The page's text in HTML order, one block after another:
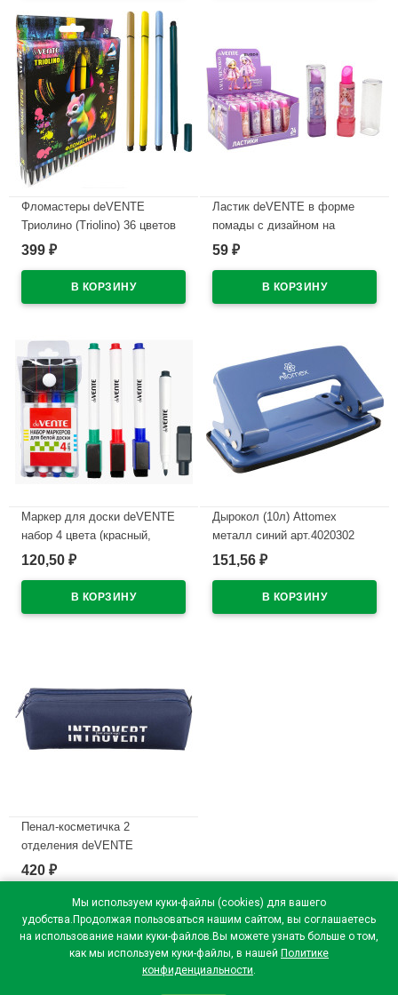
Мы используем куки-файлы (cookies) для вашего
удобства.Продолжая пользоваться нашим сайтом, вы соглашаетесь
на использование нами куки-файлов.Вы можете узнать больше о том,
как мы используем куки-файлы, в нашей Политике
конфиденциальности.
Фломастеры deVENTE
Триолино (Triolino) 36 цветов
трехгранные картонная
399 ₽
Ластик deVENTE в форме
помады с дизайном на
корпусе арт.8030619
59 ₽
Маркер для доски deVENTE
набор 4 цвета (красный,
синий, черный, зеленый) 2мм
магнитом для крепления
арт.5040605 (Ст.4)
120,50 ₽
Дырокол (10л) Attomex
металл синий арт.4020302
В наличии
151,56 ₽
Пенал-косметичка 2
отделения deVENTE
Интроверт (Introvert)
210x60x60мм темно-синий
арт.7020669
В наличии
420 ₽